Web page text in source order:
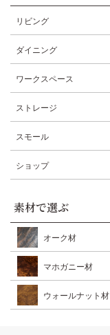
リビング
ダイニング
ワークスペース
ストレージ
スモール
ショップ
素材で選ぶ
オーク材
マホガニー材
ウォールナット材